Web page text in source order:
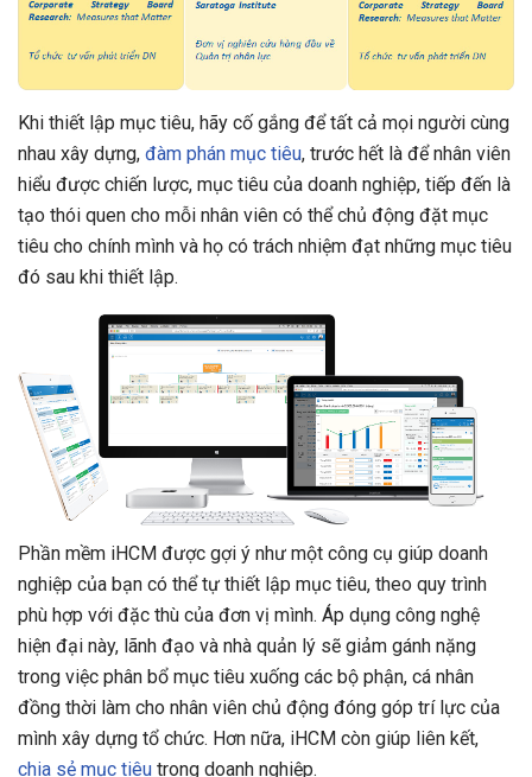
Khi thiết lập mục tiêu, hãy cố gắng để tất cả mọi người cùng
nhau xây dựng, đàm phán mục tiêu, trước hết là để nhân viên
hiểu được chiến lược, mục tiêu của doanh nghiệp, tiếp đến là
tạo thói quen cho mỗi nhân viên có thể chủ động đặt mục
tiêu cho chính mình và họ có trách nhiệm đạt những mục tiêu
đó sau khi thiết lập.
Phần mềm iHCM được gợi ý như một công cụ giúp doanh
nghiệp của bạn có thể tự thiết lập mục tiêu, theo quy trình
phù hợp với đặc thù của đơn vị mình. Áp dụng công nghệ
hiện đại này, lãnh đạo và nhà quản lý sẽ giảm gánh nặng
trong việc phân bổ mục tiêu xuống các bộ phận, cá nhân
đồng thời làm cho nhân viên chủ động đóng góp trí lực của
mình xây dựng tổ chức. Hơn nữa, iHCM còn giúp liên kết,
chia sẻ mục tiêu trong doanh nghiệp.